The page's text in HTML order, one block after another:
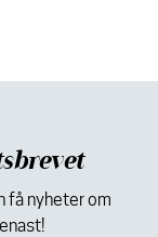
få nyheter om